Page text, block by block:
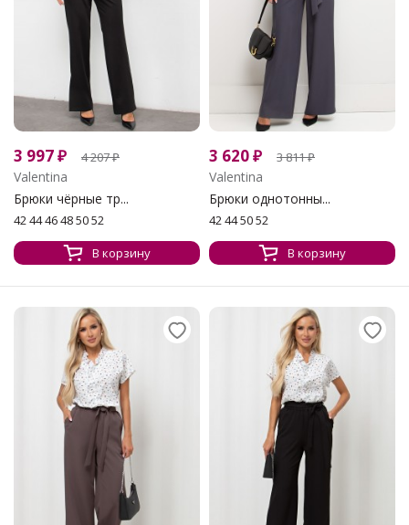
3 997₽ 4 207₽
Valentina
Брюки чёрные тр...
42 44 46 48 50 52
В корзину
3 620₽ 3 811₽
Valentina
Брюки однотонны...
42 44 50 52
В корзину